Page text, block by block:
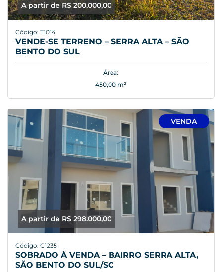
A partir de R$ 200.000,00
Código: T1014
VENDE-SE TERRENO – SERRA ALTA – SÃO
BENTO DO SUL
Área:
450,00 m²
A partir de R$ 298.000,00
VENDA
Código: C1235
SOBRADO À VENDA – BAIRRO SERRA ALTA,
SÃO BENTO DO SUL/SC